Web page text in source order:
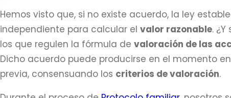
Hemos visto que, si no existe acuerdo, la ley
independiente para calcular el valor razonable.
los que regulen la fórmula de valoración de las
Dicho acuerdo puede producirse en el momento
previa, consensuando los criterios de valoración.